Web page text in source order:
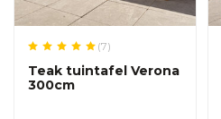
(7)
Teak tuintafel Verona
300cm